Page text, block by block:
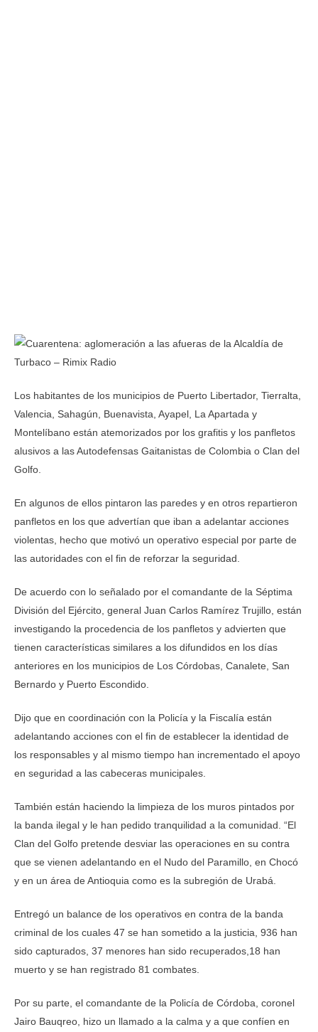
Los habitantes de los municipios de Puerto Libertador, Tierralta,
Valencia, Sahagún, Buenavista, Ayapel, La Apartada y
Montelíbano están atemorizados por los grafitis y los panfletos
alusivos a las Autodefensas Gaitanistas de Colombia o Clan del
Golfo.
En algunos de ellos pintaron las paredes y en otros repartieron
panfletos en los que advertían que iban a adelantar acciones
violentas, hecho que motivó un operativo especial por parte de
las autoridades con el fin de reforzar la seguridad.
De acuerdo con lo señalado por el comandante de la Séptima
División del Ejército, general Juan Carlos Ramírez Trujillo, están
investigando la procedencia de los panfletos y advierten que
tienen características similares a los difundidos en los días
anteriores en los municipios de Los Córdobas, Canalete, San
Bernardo y Puerto Escondido.
Dijo que en coordinación con la Policía y la Fiscalía están
adelantando acciones con el fin de establecer la identidad de
los responsables y al mismo tiempo han incrementado el apoyo
en seguridad a las cabeceras municipales.
También están haciendo la limpieza de los muros pintados por
la banda ilegal y le han pedido tranquilidad a la comunidad. “El
Clan del Golfo pretende desviar las operaciones en su contra
que se vienen adelantando en el Nudo del Paramillo, en Chocó
y en un área de Antioquia como es la subregión de Urabá.
Entregó un balance de los operativos en contra de la banda
criminal de los cuales 47 se han sometido a la justicia, 936 han
sido capturados, 37 menores han sido recuperados,18 han
muerto y se han registrado 81 combates.
Por su parte, el comandante de la Policía de Córdoba, coronel
Jairo Bauqreo, hizo un llamado a la calma y a que confíen en